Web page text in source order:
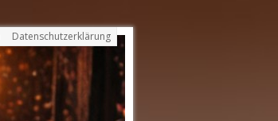
Datenschutzerklärung